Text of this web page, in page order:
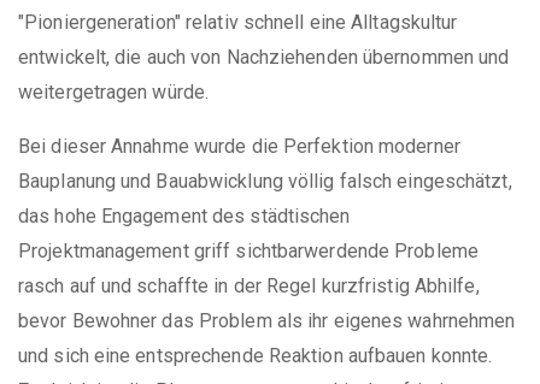
"Pioniergeneration" relativ schnell eine Alltagskultur
entwickelt, die auch von Nachziehenden übernommen und
weitergetragen würde.
Bei dieser Annahme wurde die Perfektion moderner
Bauplanung und Bauabwicklung völlig falsch eingeschätzt,
das hohe Engagement des städtischen
Projektmanagement griff sichtbarwerdende Probleme
rasch auf und schaffte in der Regel kurzfristig Abhilfe,
bevor Bewohner das Problem als ihr eigenes wahrnehmen
und sich eine entsprechende Reaktion aufbauen konnte.